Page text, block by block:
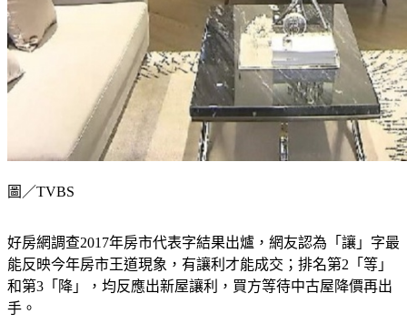
圖／TVBS
好房網調查2017年房市代表字結果出爐，網友認為「讓」字最
能反映今年房市王道現象，有讓利才能成交；排名第2「等」
和第3「降」，均反應出新屋讓利，買方等待中古屋降價再出
手。